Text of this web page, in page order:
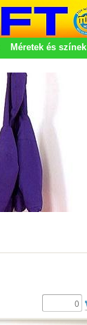
Méretek és színek